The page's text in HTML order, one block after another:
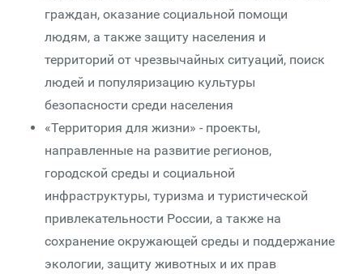
граждан, оказание социальной помощи
людям, а также защиту населения и
территорий от чрезвычайных ситуаций, поиск
людей и популяризацию культуры
безопасности среди населения
«Территория для жизни» - проекты,
направленные на развитие регионов,
городской среды и социальной
инфраструктуры, туризма и туристической
привлекательности России, а также на
сохранение окружающей среды и поддержание
экологии, защиту животных и их прав